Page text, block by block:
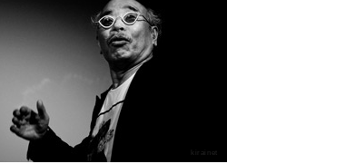
kirainet